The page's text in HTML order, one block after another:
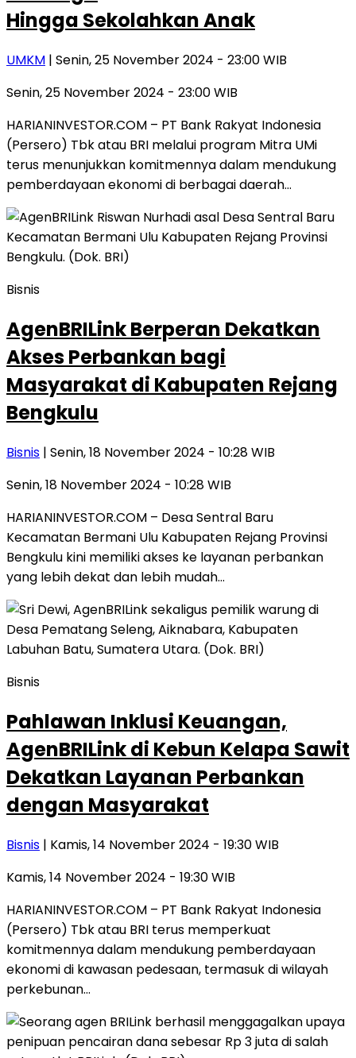
Hingga Sekolahkan Anak
UMKM | Senin, 25 November 2024 - 23:00 WIB
Senin, 25 November 2024 - 23:00 WIB
HARIANINVESTOR.COM – PT Bank Rakyat Indonesia
(Persero) Tbk atau BRI melalui program Mitra UMi
terus menunjukkan komitmennya dalam mendukung
pemberdayaan ekonomi di berbagai daerah…
Bisnis
AgenBRILink Berperan Dekatkan
Akses Perbankan bagi
Masyarakat di Kabupaten Rejang
Bengkulu
Bisnis | Senin, 18 November 2024 - 10:28 WIB
Senin, 18 November 2024 - 10:28 WIB
HARIANINVESTOR.COM – Desa Sentral Baru
Kecamatan Bermani Ulu Kabupaten Rejang Provinsi
Bengkulu kini memiliki akses ke layanan perbankan
yang lebih dekat dan lebih mudah…
Bisnis
Pahlawan Inklusi Keuangan,
AgenBRILink di Kebun Kelapa Sawit
Dekatkan Layanan Perbankan
dengan Masyarakat
Bisnis | Kamis, 14 November 2024 - 19:30 WIB
Kamis, 14 November 2024 - 19:30 WIB
HARIANINVESTOR.COM – PT Bank Rakyat Indonesia
(Persero) Tbk atau BRI terus memperkuat
komitmennya dalam mendukung pemberdayaan
ekonomi di kawasan pedesaan, termasuk di wilayah
perkebunan…